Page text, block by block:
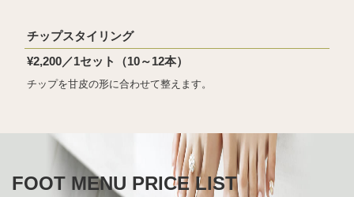
チップスタイリング
¥2,200／1セット（10～12本）
チップを甘皮の形に合わせて整えます。